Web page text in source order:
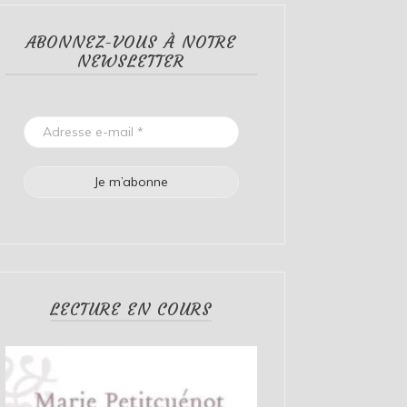
ABONNEZ-VOUS À NOTRE
NEWSLETTER
LECTURE EN COURS